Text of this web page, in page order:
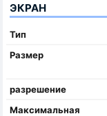
ЭКРАН
Тип
Размер
разрешение
Максимальная